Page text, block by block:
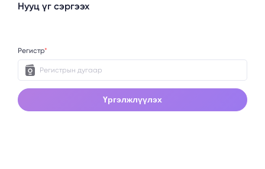
Нууц үг сэргээх
Регистр*
Үргэлжлүүлэх